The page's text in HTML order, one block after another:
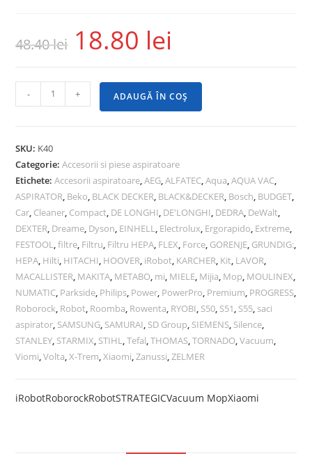
48.40lei 18.80 lei
- + ADAUGĂ ÎN COȘ
SKU: K40
Categorie:Accesorii si piese aspiratoare
Etichete:Accesorii aspiratoare,AEG,ALFATEC,Aqua,AQUA VAC,
ASPIRATOR, Beko, BLACK DECKER, BLACK&DECKER, Bosch, BUDGET,
Car, Cleaner, Compact, DE LONGHI, DE'LONGHI, DEDRA, DeWalt,
DEXTER, Dreame, Dyson, EINHELL, Electrolux, Ergorapido, Extreme,
FESTOOL,filtre, Filtru, Filtru HEPA, FLEX, Force, GORENJE, GRUNDIG:,
HEPA, Hilti, HITACHI, HOOVER, iRobot, KARCHER, Kit, LAVOR,
MACALLISTER, MAKITA, METABO, mi, MIELE, Mijia, Mop, MOULINEX,
NUMATIC, Parkside, Philips, Power, PowerPro, Premium, PROGRESS,
Roborock, Robot, Roomba, Rowenta, RYOBI, S50, S51, S55, saci
aspirator, SAMSUNG, SAMURAI, SD Group, SIEMENS, Silence,
STANLEY, STARMIX, STIHL,Tefal,THOMAS,TORNADO,Vacuum,
Viomi,Volta,X-Trem,Xiaomi,Zanussi,ZELMER
iRobotRoborockRobotSTRATEGICVacuum MopXiaomi